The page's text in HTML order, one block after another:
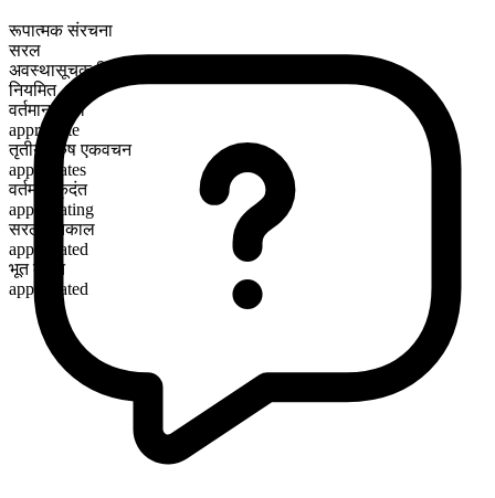
रूपात्मक संरचना
सरल
अवस्थासूचक क्रिया
नियमित
वर्तमान काल
appreciate
तृतीय पुरुष एकवचन
appreciates
वर्तमान कृदंत
appreciating
सरल भूतकाल
appreciated
भूत कृदंत
appreciated